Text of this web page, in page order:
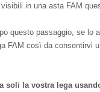
in una asta FAM
questo passaggio, se
FAM così da consentirvi
soli la vostra lega